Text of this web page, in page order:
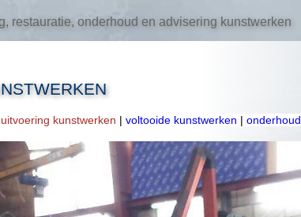
restauratie, onderhoud en advisering kunstwerken
uitvoering kunstwerken | voltooide kunstwerken | onderhoud